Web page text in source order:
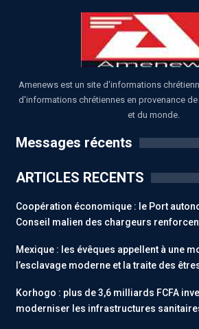
Amenews est un site d'informations
d'informations chrétiennes en provenance
et du monde.
Messages récents
ARTICLES RECENTS
Coopération économique : le Port
Conseil malien des chargeurs
Mexique : les évêques appellent à une
l’esclavage moderne et la traite des
Korhogo : plus de 3,6 milliards FCFA
moderniser les infrastructures